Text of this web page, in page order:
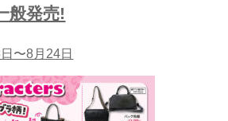
般発売!
〜8月24日